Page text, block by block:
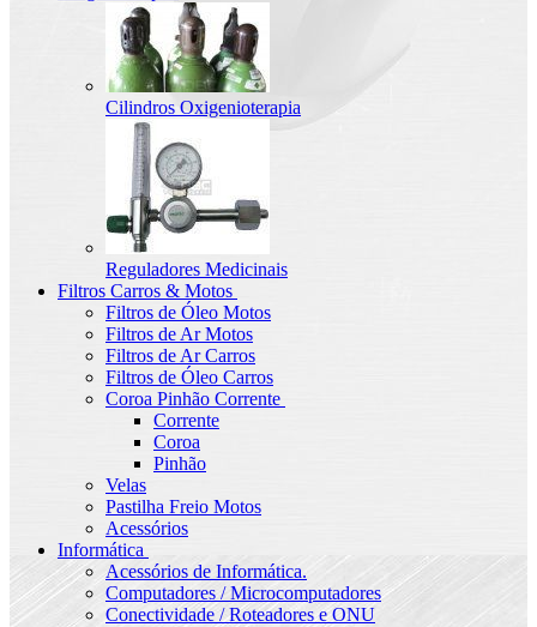
Cilindros Oxigenioterapia
Reguladores Medicinais
Filtros Carros & Motos
Filtros de Óleo Motos
Filtros de Ar Motos
Filtros de Ar Carros
Filtros de Óleo Carros
Coroa Pinhão Corrente
Corrente
Coroa
Pinhão
Velas
Pastilha Freio Motos
Acessórios
Informática
Acessórios de Informática.
Computadores / Microcomputadores
Conectividade / Roteadores e ONU